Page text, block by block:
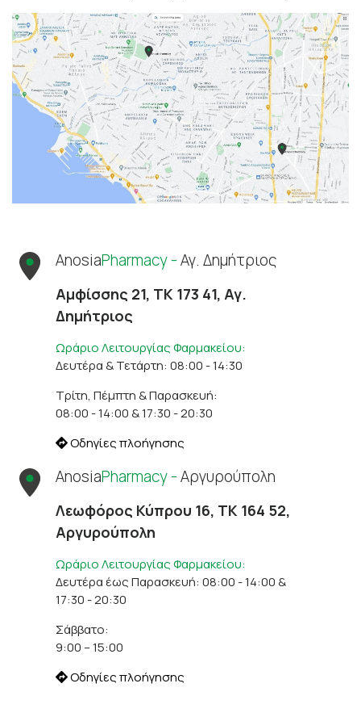
AnosiaPharmacy -Αγ. Δημήτριος
Αμφίσσης 21, ΤΚ 173 41, Αγ.
Δημήτριος
Ωράριο Λειτουργίας Φαρμακείου:
Δευτέρα & Τετάρτη: 08:00 - 14:30
Τρίτη, Πέμπτη & Παρασκευή:
08:00 - 14:00 & 17:30 - 20:30
Οδηγίες πλοήγησης
AnosiaPharmacy -Αργυρούπολη
Λεωφόρος Κύπρου 16, ΤΚ 164 52,
Αργυρούπολη
Ωράριο Λειτουργίας Φαρμακείου:
Δευτέρα έως Παρασκευή: 08:00 - 14:00 &
17:30 - 20:30
Σάββατο:
9:00 – 15:00
Οδηγίες πλοήγησης